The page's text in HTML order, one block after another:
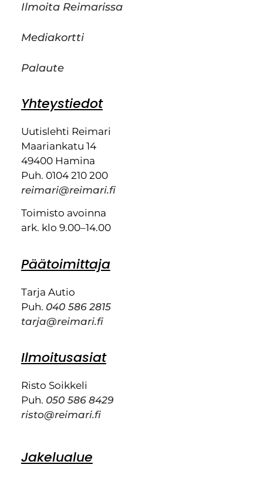
Ilmoita Reimarissa
Mediakortti
Palaute
Yhteystiedot
Uutislehti Reimari
Maariankatu 14
49400 Hamina
Puh. 0104 210 200
reimari@reimari.fi
Toimisto avoinna
ark. klo 9.00–14.00
Päätoimittaja
Tarja Autio
Puh. 040 586 2815
tarja@reimari.fi
Ilmoitusasiat
Risto Soikkeli
Puh. 050 586 8429
risto@reimari.fi
Jakelualue